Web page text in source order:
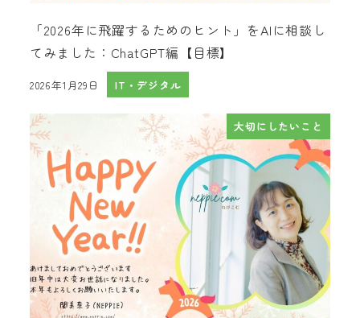
「2026年に飛躍するためのヒント」をAIに相談し
てみました：ChatGPT編【目標】
投稿日
2026年1月29日 IT・デジタル
大切にしたいこと